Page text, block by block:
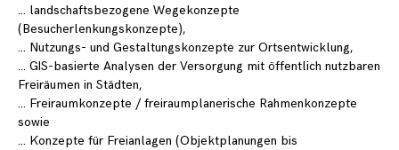
… landschaftsbezogene Wegekonzepte
(Besucherlenkungskonzepte),
… Nutzungs- und Gestaltungskonzepte zur Ortsentwicklung,
… GIS-basierte Analysen der Versorgung mit öffentlich nutzbaren
Freiräumen in Städten,
… Freiraumkonzepte / freiraumplanerische Rahmenkonzepte
sowie
… Konzepte für Freianlagen (Objektplanungen bis